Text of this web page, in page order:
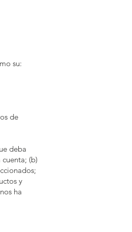
su:
de
deba
(b)
y
ha